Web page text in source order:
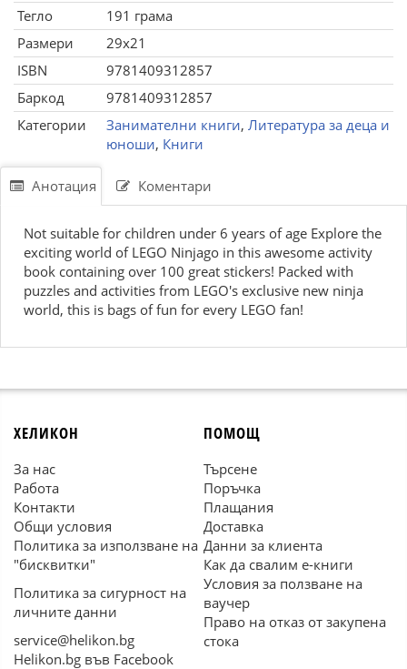
Тегло
191 грама
Размери
29x21
ISBN
9781409312857
Баркод
9781409312857
Категории
Занимателни книги, Литература за деца и
юноши, Книги
Анотация Коментари
Not suitable for children under 6 years of age Explore the
exciting world of LEGO Ninjago in this awesome activity
book containing over 100 great stickers! Packed with
puzzles and activities from LEGO's exclusive new ninja
world, this is bags of fun for every LEGO fan!
ХЕЛИКОН
За нас
Работа
Контакти
Общи условия
Политика за използване на
"бисквитки"
Политика за сигурност на
личните данни
service@helikon.bg
Helikon.bg във Facebook
ПОМОЩ
Търсене
Поръчка
Плащания
Доставка
Данни за клиента
Как да свалим е-книги
Условия за ползване на
ваучер
Право на отказ от закупена
стока